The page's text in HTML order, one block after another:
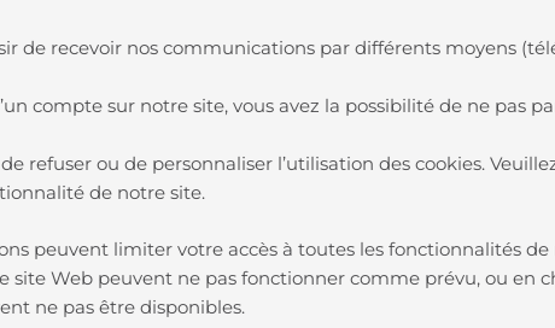
de recevoir nos communications par différents moyens
compte sur notre site, vous avez la possibilité de ne pas
refuser ou de personnaliser l’utilisation des cookies.
de notre site.
peuvent limiter votre accès à toutes les fonctionnalités de
site Web peuvent ne pas fonctionner comme prévu, ou en
ne pas être disponibles.